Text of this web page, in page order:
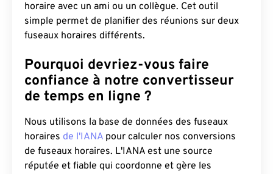
horaire avec un ami ou un collègue. Cet outil
simple permet de planifier des réunions sur deux
fuseaux horaires différents.
Pourquoi devriez-vous faire
confiance à notre convertisseur
de temps en ligne ?
Nous utilisons la base de données des fuseaux
horaires de l'IANA pour calculer nos conversions
de fuseaux horaires. L'IANA est une source
réputée et fiable qui coordonne et gère les